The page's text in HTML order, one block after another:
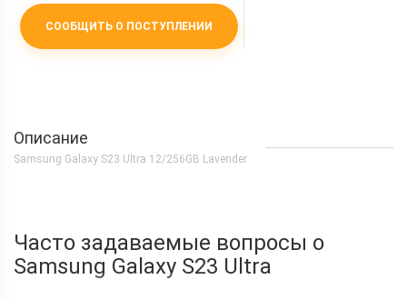
СООБЩИТЬ О ПОСТУПЛЕНИИ
Описание
Samsung Galaxy S23 Ultra 12/256GB Lavender
Часто задаваемые вопросы о
Samsung Galaxy S23 Ultra